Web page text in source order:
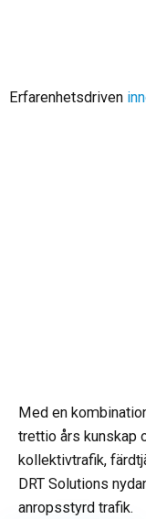
Erfarenhetsdriven
Med en
trettio års kunskap
kollektivtrafik,
DRT Solutions
anropsstyrd trafik.